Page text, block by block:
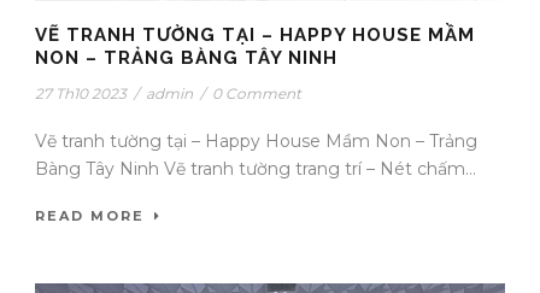
VẼ TRANH TƯỜNG TẠI – HAPPY HOUSE MẦM
NON – TRẢNG BÀNG TÂY NINH
27 Th10 2023 / admin / 0 Comment
Vẽ tranh tường tại – Happy House Mầm Non – Trảng
Bàng Tây Ninh Vẽ tranh tường trang trí – Nét chấm...
READ MORE